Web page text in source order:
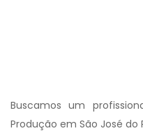
Buscamos um
Produção em São José do